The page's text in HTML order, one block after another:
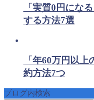
「実質0円にな
する方法7選
「年60万円以
約方法7つ
ブログ内検索